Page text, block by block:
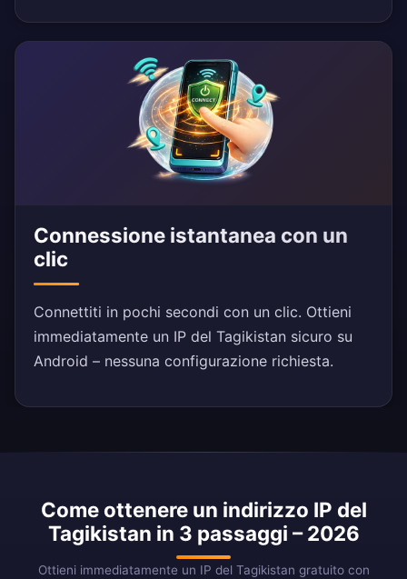
Connessione istantanea con un
clic
Connettiti in pochi secondi con un clic. Ottieni
immediatamente un IP del Tagikistan sicuro su
Android – nessuna configurazione richiesta.
Come ottenere un indirizzo IP del
Tagikistan in 3 passaggi – 2026
Ottieni immediatamente un IP del Tagikistan gratuito con